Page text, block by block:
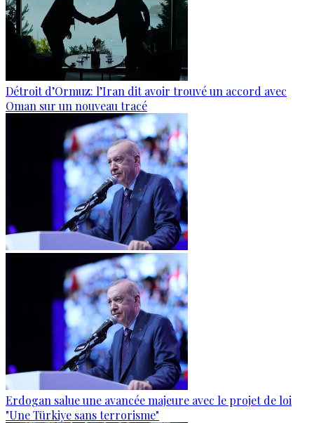
Détroit d’Ormuz: l’Iran dit avoir trouvé un accord avec
Oman sur un nouveau tracé
Erdogan salue une avancée majeure avec le projet de loi
"Une Türkiye sans terrorisme"